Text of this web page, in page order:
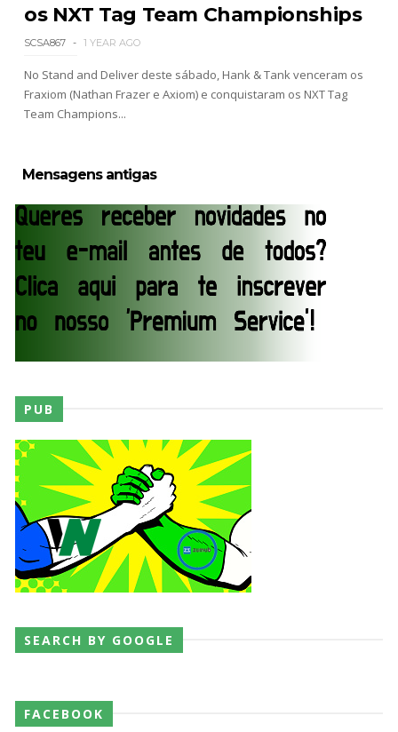
WWE Monday Night Raw 27 July 2026
Unknown - Jul 28 2026
AEW Redemption 2026
WWE: Unreal Season 3
Dark Side of the Ring Season 7 Episode 4 “Necro
Butcher vs. Samoa Joe”
WWE Main Event, July 23, 2026
Throwback: Bret "The Hitman" Hart vs. Mr.
Perfect: SummerSlam 1991 - Intercontinental
Championship Match
SCSA867-Jul 26 2026
Unknown-Jul 26 2026
AEW Collision 25 JULY 2026
Unknown-Jul 26 2026
os NXT Tag Team Championships
SCSA867 1 YEAR AGO
No Stand and Deliver deste sábado, Hank & Tank venceram os
Fraxiom (Nathan Frazer e Axiom) e conquistaram os NXT Tag
Team Champions...
Mensagens antigas
PUB
SEARCH BY GOOGLE
FACEBOOK